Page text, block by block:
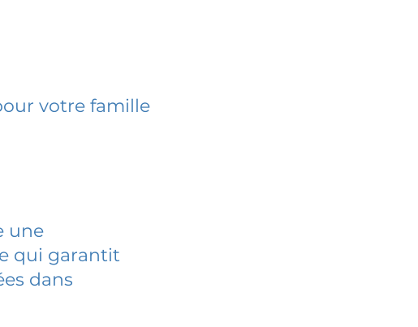
votre famille
une
qui garantit
dans